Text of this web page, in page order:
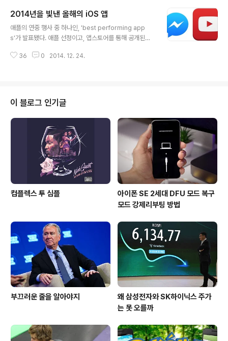
이라는 앱 하나로 크게 성공했습니다. 그리고 Joe가 가장
처음으로 큰 돈을 쓴 곳은 바로 자신의 부모를 위해서입니
다. Joe는 크리스마스를 맞이하여 자신의 부모가 은행에
계정에 올라온 편지에는 이렇게 적혀 있었습니다. "Your h
2014년을 빛낸 올해의 iOS 앱
애플의 연중 행사 중 하나인, 'best performing app
s'가 발표됐다. 애플 선정이고, 앱스토어를 통해 공개된다.
익을 기준으로, 한국 스토어 에디터 선정은 다르다. 2014
k 5. Instagram 6. Pandora Radio 7. Google Maps
8. Flipagram 9. Spotify Music 10. 2048 유료 앱 부
문에서는 Heads Up!이 1위로 선정됐다. 2위는 MS에서
지난 9월 25억 달러에 인수한 마인크래프트다..
36 0 2014. 12. 24.
이 블로그 인기글
컴플렉스 투 심플
아이폰 SE 2세대 DFU 모드 복구
모드 강제리부팅 방법
부끄러운 줄을 알아야지
왜 삼성전자와 SK하이닉스 주가
는 못 오를까